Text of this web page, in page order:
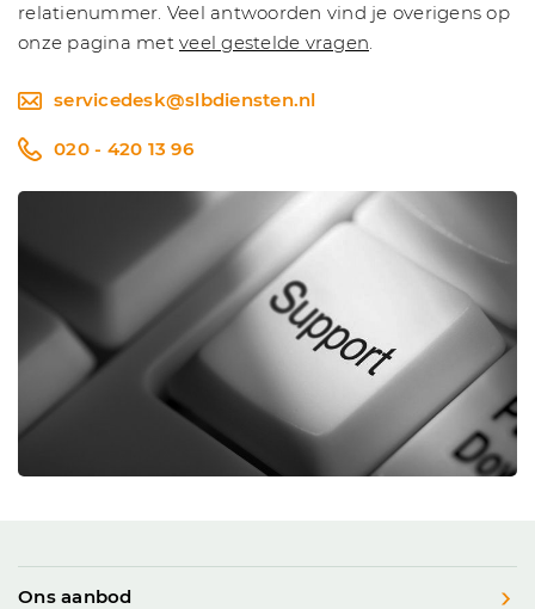
relatienummer. Veel antwoorden vind je overigens op
onze pagina met veel gestelde vragen.
servicedesk@slbdiensten.nl
020 - 420 13 96
Ons aanbod